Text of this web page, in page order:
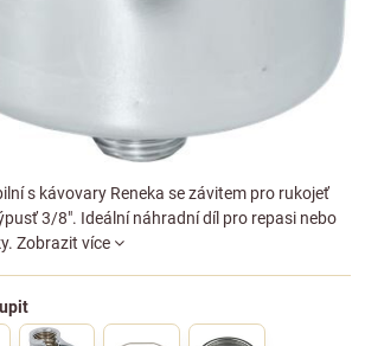
s kávovary Reneka se závitem pro rukojeť
3/8". Ideální náhradní díl pro repasi nebo
Zobrazit více